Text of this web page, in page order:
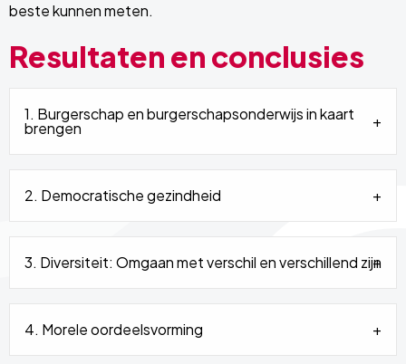
beste kunnen meten.
Resultaten en conclusies
1. Burgerschap en burgerschapsonderwijs in kaart
brengen
2. Democratische gezindheid
3. Diversiteit: Omgaan met verschil en verschillend zijn
4. Morele oordeelsvorming